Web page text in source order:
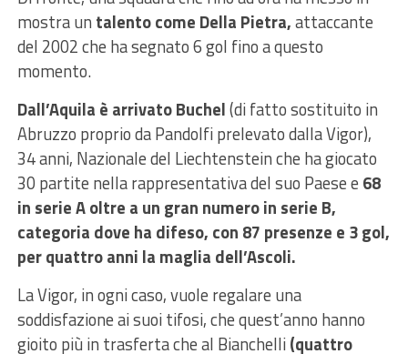
mostra un talento come Della Pietra,attaccante
del 2002 che ha segnato 6 gol fino a questo
momento.
Dall’Aquila è arrivato Buchel(di fatto sostituito in
Abruzzo proprio da Pandolfi prelevato dalla Vigor),
34 anni, Nazionale del Liechtenstein che ha giocato
30 partite nella rappresentativa del suo Paese e 68
in serie A oltre a un gran numero in serie B,
categoria dove ha difeso, con 87 presenze e 3 gol,
per quattro anni la maglia dell’Ascoli.
La Vigor, in ogni caso, vuole regalare una
soddisfazione ai suoi tifosi, che quest’anno hanno
gioito più in trasferta che al Bianchelli(quattro